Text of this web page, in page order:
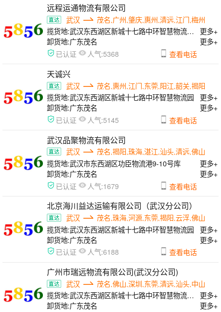
远程运通物流有限公司
武汉
茂名,广州,肇庆,惠州,清远,江门,梅州
揽货地:武汉东西湖区新城十七路中环智慧物流园c22号
更多+
卸货地:广东茂名 更多+
已认证 人气:5368 查看电话
天诚兴
武汉
茂名,惠州,江门,东莞,阳江,韶关,揭阳
揽货地:武汉东西湖区新城十七路中环智慧物流园
更多+
卸货地:广东茂名 更多+
已认证 人气:5145 查看电话
武汉品聚物流有限公司
武汉
茂名,揭阳,珠海,湛江,汕头,清远,佛山
揽货地:武汉市东西湖区功臣物流港9-10号库
更多+
卸货地:广东茂名 更多+
已认证 人气:1679 查看电话
北京海川益达运输有限公司（武汉分公司）
武汉
茂名,珠海,河源,东莞,揭阳,云浮,佛山
揽货地:武汉东西湖区新城十七路中环智慧物流园
更多+
卸货地:广东茂名 更多+
已认证 人气:6188 查看电话
广州市瑞远物流有限公司(武汉分公司)
武汉
茂名,佛山,深圳,东莞,清远,汕头,中山
揽货地:武汉东西湖区新城十七路中环智慧物流园D区22号
更多+
卸货地:广东茂名 更多+